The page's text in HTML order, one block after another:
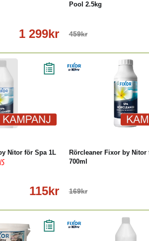
1 299kr
Pool 2.5kg
459kr
Nitor för Spa 1L
115kr
Läs mer
Rörcleaner Fixor by Nitor
700ml
169kr
Köp